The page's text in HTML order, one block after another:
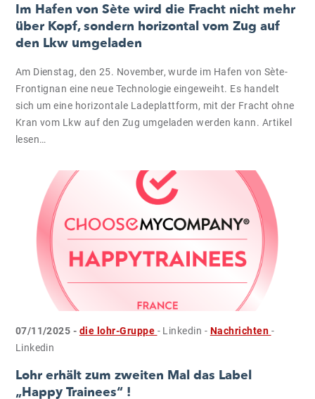
Im Hafen von Sète wird die Fracht nicht mehr
über Kopf, sondern horizontal vom Zug auf
den Lkw umgeladen
Am Dienstag, den 25. November, wurde im Hafen von Sète-
Frontignan eine neue Technologie eingeweiht. Es handelt
sich um eine horizontale Ladeplattform, mit der Fracht ohne
Kran vom Lkw auf den Zug umgeladen werden kann. Artikel
lesen…
07/11/2025 - die lohr-Gruppe - Linkedin - Nachrichten -
Linkedin
Lohr erhält zum zweiten Mal das Label
„Happy Trainees“ !